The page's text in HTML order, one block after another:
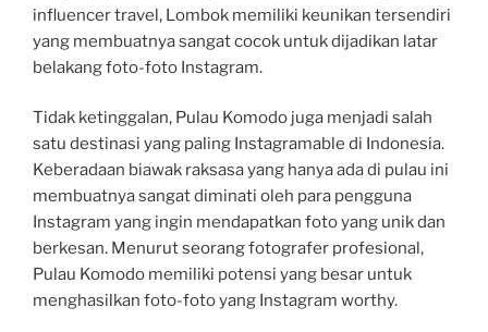
influencer travel, Lombok memiliki keunikan tersendiri
yang membuatnya sangat cocok untuk dijadikan latar
belakang foto-foto Instagram.
Tidak ketinggalan, Pulau Komodo juga menjadi salah
satu destinasi yang paling Instagramable di Indonesia.
Keberadaan biawak raksasa yang hanya ada di pulau ini
membuatnya sangat diminati oleh para pengguna
Instagram yang ingin mendapatkan foto yang unik dan
berkesan. Menurut seorang fotografer profesional,
Pulau Komodo memiliki potensi yang besar untuk
menghasilkan foto-foto yang Instagram worthy.